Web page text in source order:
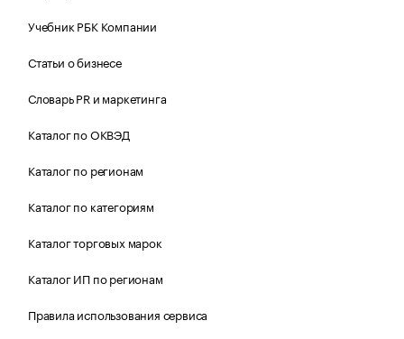
Учебник РБК Компании
Статьи о бизнесе
Словарь PR и маркетинга
Каталог по ОКВЭД
Каталог по регионам
Каталог по категориям
Каталог торговых марок
Каталог ИП по регионам
Правила использования сервиса